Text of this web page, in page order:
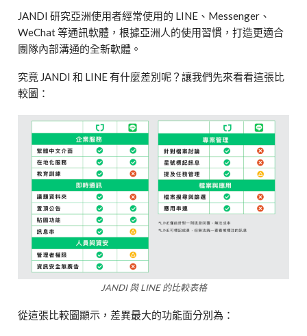
JANDI 研究亞洲使用者經常使用的 LINE、Messenger、
WeChat 等通訊軟體，根據亞洲人的使用習慣，打造更適合
團隊內部溝通的全新軟體。
究竟 JANDI 和 LINE 有什麼差別呢？讓我們先來看看這張比
較圖：
JANDI 與 LINE 的比較表格
從這張比較圖顯示，差異最大的功能面分別為：